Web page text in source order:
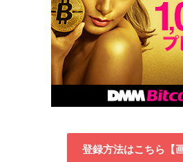
登録方法はこちら【